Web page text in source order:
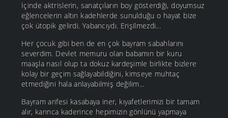
İçinde aktrislerin, sanatçıların boy gösterdiği, doyumsuz
eğlencelerin altın kadehlerde sunulduğu o hayat bize
çok ütopik gelirdi. Yabancıydı. Erişilmezdi...
Her çocuk gibi ben de en çok bayram sabahlarını
severdim. Devlet memuru olan babamın bir kuru
maaşla nasıl olup ta dokuz kardeşimle birlikte bizlere
kolay bir geçim sağlayabildiğini, kimseye muhtaç
etmediğini hala anlayabilmiş değilim...
Bayram arifesi kasabaya iner, kıyafetlerimizi bir tamam
alır, karınca kaderince hepimizin gönlünü yapmaya